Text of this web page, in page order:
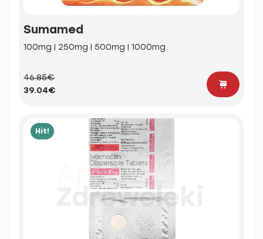
Sumamed
100mg | 250mg | 500mg | 1000mg
46.85€
39.04€
Hit!